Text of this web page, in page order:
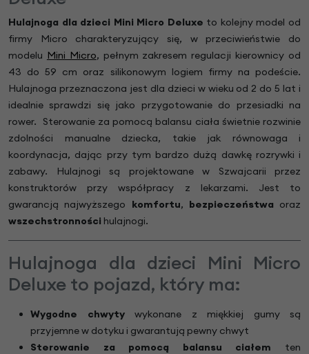
Hulajnoga dla dzieci Mini Micro Deluxe to kolejny model od
firmy Micro charakteryzujący się, w przeciwieństwie do
modelu Mini Micro, pełnym zakresem regulacji kierownicy od
43 do 59 cm oraz silikonowym logiem firmy na podeście.
Hulajnoga przeznaczona jest dla dzieci w wieku od 2 do 5 lat i
idealnie sprawdzi się jako przygotowanie do przesiadki na
rower. Sterowanie za pomocą balansu ciała świetnie rozwinie
zdolności manualne dziecka, takie jak równowaga i
koordynacja, dając przy tym bardzo dużą dawkę rozrywki i
zabawy. Hulajnogi są projektowane w Szwajcarii przez
konstruktorów przy współpracy z lekarzami. Jest to
gwarancją najwyższego komfortu, bezpieczeństwa oraz
wszechstronności hulajnogi.
Hulajnoga dla dzieci Mini Micro
Deluxe to pojazd, który ma:
Wygodne chwytywykonane z miękkiej gumy są
przyjemne w dotyku i gwarantują pewny chwyt
Sterowanie za pomocą balansu ciałem ten